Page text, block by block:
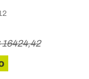
16424,42